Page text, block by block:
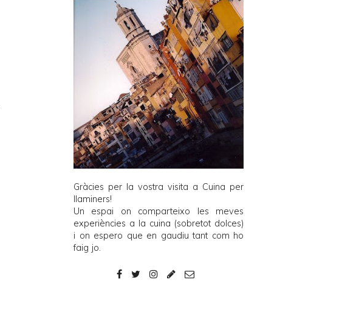
Gràcies per la vostra visita a Cuina per
llaminers!
Un espai on comparteixo les meves
experiències a la cuina (sobretot dolces)
i on espero que en gaudiu tant com ho
faig jo.